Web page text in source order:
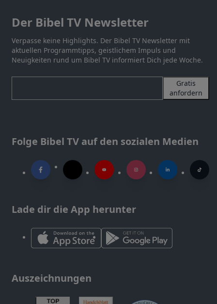
Der Bibel TV Newsletter
Verpasse keine Highlights. Der Bibel TV Newsletter mit
aktuellen Programmtipps, geistlichem Impuls und
Neuigkeiten rund um Bibel TV informiert Dich jede Woche.
Gratis
anfordern
Folge Bibel TV auf den sozialen Medien
Lade dir die App herunter
Auszeichnungen